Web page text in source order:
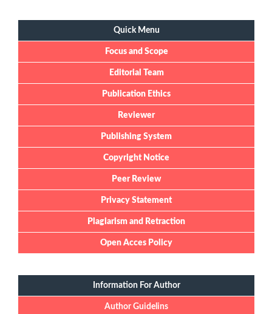
Quick Menu
Focus and Scope
Editorial Team
Publication Ethics
Reviewer
Publishing System
Copyright Notice
Peer Review
Privacy Statement
Plagiarism and Retraction
Open Acces Policy
Information For Author
Author Guidelins